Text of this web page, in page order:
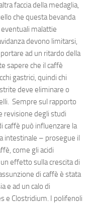
faccia della medaglia,
che questa bevanda
malattie
devono limitarsi,
ad un ritardo della
sapere che il caffè
gastrici, quindi chi
deve eliminare o
Sempre sul rapporto
revisione degli studi
caffè può influenzare la
intestinale – prosegue il
come gli acidi
effetto sulla crescita di
di caffè è stata
e ad un calo di
e Clostridium. I polifenoli